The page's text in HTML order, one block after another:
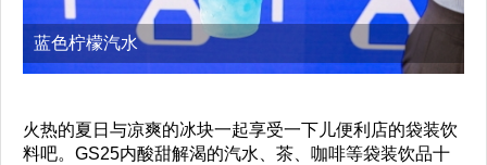
蓝色柠檬汽水
火热的夏日与凉爽的冰块一起享受一下儿便利店的袋装饮
料吧。GS25内酸甜解渴的汽水、茶、咖啡等袋装饮品十